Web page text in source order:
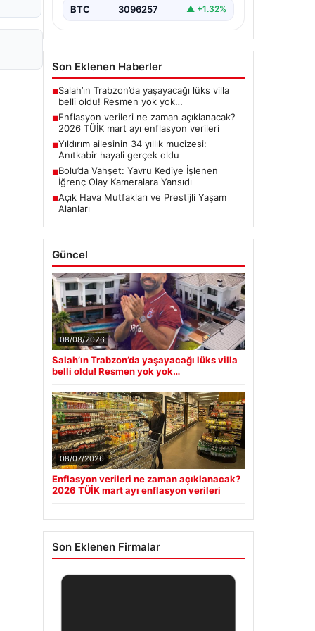
BTC 3096257 ▲ +1.32%
Son Eklenen Haberler
■Salah’ın Trabzon’da yaşayacağı lüks villa
belli oldu! Resmen yok yok…
■Enflasyon verileri ne zaman açıklanacak?
2026 TÜİK mart ayı enflasyon verileri
■Yıldırım ailesinin 34 yıllık mucizesi:
Anıtkabir hayali gerçek oldu
■Bolu’da Vahşet: Yavru Kediye İşlenen
İğrenç Olay Kameralara Yansıdı
■Açık Hava Mutfakları ve Prestijli Yaşam
Alanları
Güncel
08/08/2026
Salah’ın Trabzon’da yaşayacağı lüks villa
belli oldu! Resmen yok yok…
08/07/2026
Enflasyon verileri ne zaman açıklanacak?
2026 TÜİK mart ayı enflasyon verileri
Son Eklenen Firmalar